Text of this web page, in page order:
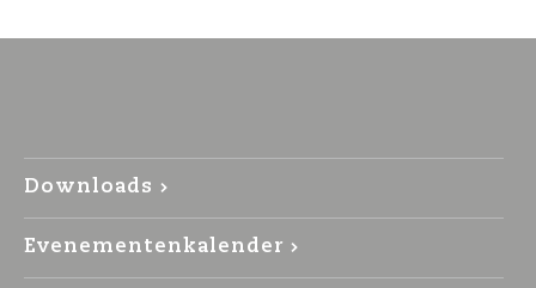
Downloads
Evenementenkalender